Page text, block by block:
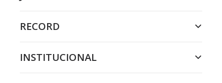
RECORD
INSTITUCIONAL